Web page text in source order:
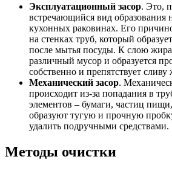
Эксплуатационный засор. Это,
встречающийся вид образования
кухонных раковинах. Его
на стенках труб, который
после мытья посуды. К слою жира
различный мусор и образуется
собственно и препятствует сливу
Механический засор.
происходит из-за попадания в
элементов – бумаги, частиц
образуют тугую и прочную
удалить подручными средствами.
Методы очистки